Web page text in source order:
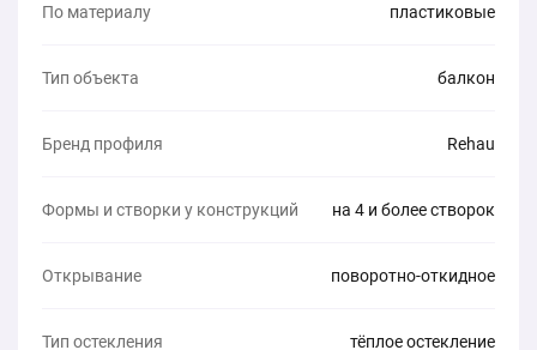
По материалу пластиковые
Тип объекта балкон
Бренд профиля Rehau
Формы и створки у конструкций на 4 и более створок
Открывание поворотно-откидное
Тип остекления тёплое остекление